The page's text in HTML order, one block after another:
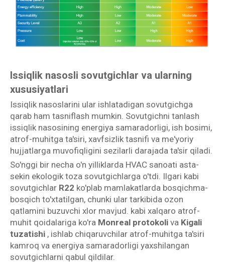
Issiqlik nasosli sovutgichlar va ularning
xususiyatlari
Issiqlik nasoslarini ular ishlatadigan sovutgichga
qarab ham tasniflash mumkin. Sovutgichni tanlash
issiqlik nasosining energiya samaradorligi, ish bosimi,
atrof-muhitga ta'siri, xavfsizlik tasnifi va me'yoriy
hujjatlarga muvofiqligini sezilarli darajada ta'sir qiladi.
So'nggi bir necha o'n yilliklarda HVAC sanoati asta-
sekin ekologik toza sovutgichlarga o'tdi. Ilgari kabi
sovutgichlar R22 ko'plab mamlakatlarda bosqichma-
bosqich to'xtatilgan, chunki ular tarkibida ozon
qatlamini buzuvchi xlor mavjud. kabi xalqaro atrof-
muhit qoidalariga ko'ra Monreal protokoli va Kigali
tuzatishi , ishlab chiqaruvchilar atrof-muhitga ta'siri
kamroq va energiya samaradorligi yaxshilangan
sovutgichlarni qabul qildilar.